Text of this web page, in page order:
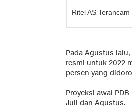
Ritel AS
Pada Agustus
resmi untuk 2022
persen yang
Proyeksi awal
Juli dan Agustus.